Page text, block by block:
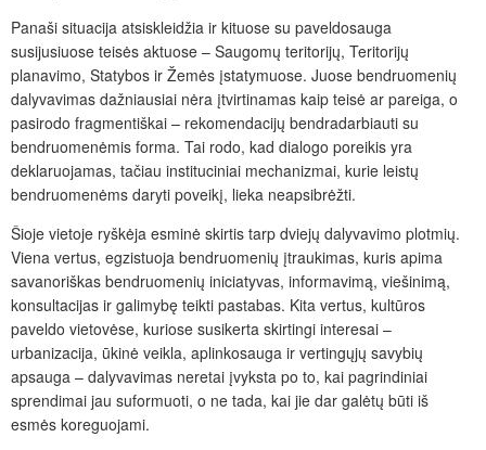
Panaši situacija atsiskleidžia ir kituose su paveldosauga
susijusiuose teisės aktuose – Saugomų teritorijų, Teritorijų
planavimo, Statybos ir Žemės įstatymuose. Juose bendruomenių
dalyvavimas dažniausiai nėra įtvirtinamas kaip teisė ar pareiga, o
pasirodo fragmentiškai – rekomendacijų bendradarbiauti su
bendruomenėmis forma. Tai rodo, kad dialogo poreikis yra
deklaruojamas, tačiau instituciniai mechanizmai, kurie leistų
bendruomenėms daryti poveikį, lieka neapsibrėžti.
Šioje vietoje ryškėja esminė skirtis tarp dviejų dalyvavimo plotmių.
Viena vertus, egzistuoja bendruomenių įtraukimas, kuris apima
savanoriškas bendruomenių iniciatyvas, informavimą, viešinimą,
konsultacijas ir galimybę teikti pastabas. Kita vertus, kultūros
paveldo vietovėse, kuriose susikerta skirtingi interesai –
urbanizacija, ūkinė veikla, aplinkosauga ir vertingųjų savybių
apsauga – dalyvavimas neretai įvyksta po to, kai pagrindiniai
sprendimai jau suformuoti, o ne tada, kai jie dar galėtų būti iš
esmės koreguojami.